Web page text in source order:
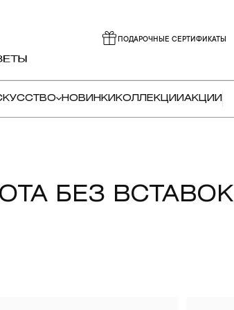
ПОДАРОЧНЫЕ СЕРТИФИКАТЫ
НОВИНКИ КОЛЛЕКЦИИАКЦИИ
БЕЗ ВСТАВОК